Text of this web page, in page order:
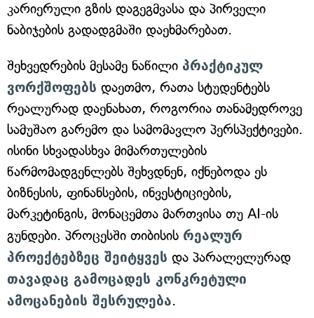
კარიერული გზის დაგეგმვასა და პირველი
ნაბიჯების გადადგმაში დაეხმარებათ.
შეხვედრების მესამე ნაწილი პრაქტიკულ
ვორქშოფებს დაეთმო, რათა სტუდენტებს
რეალურად დაენახათ, როგორია თანამედროვე
სამუშაო გარემო და სამომავლო პერსპექტივები.
ისინი სხვადასხვა მიმართულების
წარმომადგენლებს შეხვდნენ, იქნებოდა ეს
ბიზნესის, ფინანსების, ინვესტიციების,
მარკეტინგის, მონაცემთა მართვისა თუ AI-ის
გუნდები. პროცესში თიბისის რეალურ
პროექტებზეც შეიტყვეს და პარალელურად
თავადაც გამოცადეს კონკრეტული
ამოცანების შესრულება.